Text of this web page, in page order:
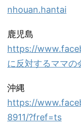
nhouan.hantai
鹿児島
https://
に反対するママ
沖縄
https://
8911/?fref=ts